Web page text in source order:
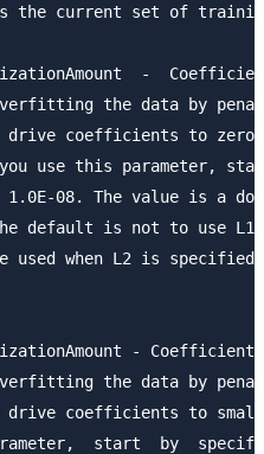
the current set of
-
the data by
coefficients to
use this parameter,
08. The value is a
default is not to use L1
used when L2 is
- Coefficient
the data by
coefficients to
start  by